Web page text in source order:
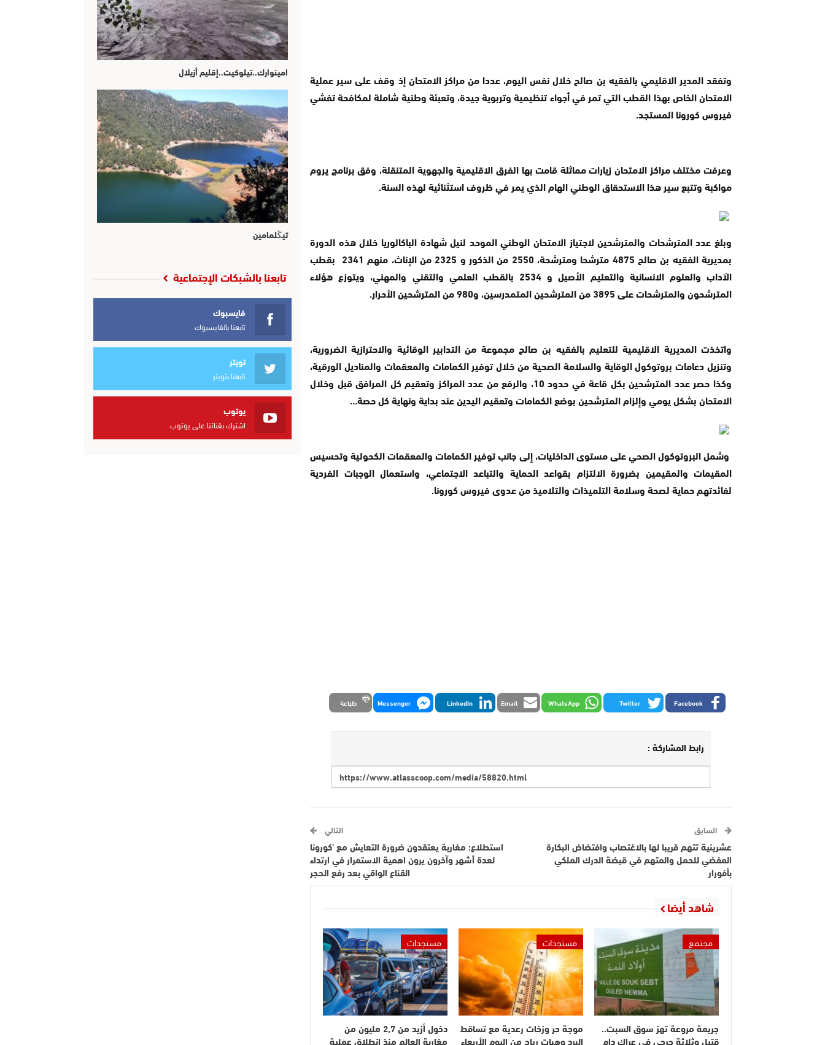
وتفقد المدير الاقليمي بالفقيه بن صالح خلال نفس اليوم، عددا من مراكز الامتحان إذ وقف على سير عملية
الامتحان الخاص بهذا القطب التي تمر في أجواء تنظيمية وتربوية جيدة، وتعبئة وطنية شاملة لمكافحة تفشي
فيروس كورونا المستجد.
وعرفت مختلف مراكز الامتحان زيارات مماثلة قامت بها الفرق الاقليمية والجهوية المتنقلة، وفق برنامج يروم
مواكبة وتتبع سير هذا الاستحقاق الوطني الهام الذي يمر في ظروف استثنائية لهذه السنة.
وبلغ عدد المترشحات والمترشحين لاجتياز الامتحان الوطني الموحد لنيل شهادة الباكالوريا خلال هذه الدورة
بمديرية الفقيه بن صالح 4875 مترشحا ومترشحة، 2550 من الذكور و 2325 من الإناث، منهم 2341 بقطب
الآداب والعلوم الانسانية والتعليم الأصيل و 2534 بالقطب العلمي والتقني والمهني، ويتوزع هؤلاء
المترشحون والمترشحات على 3895 من المترشحين المتمدرسين، و980 من المترشحين الأحرار.
واتخذت المديرية الاقليمية للتعليم بالفقيه بن صالح مجموعة من التدابير الوقائية والاحترازية الضرورية،
وتنزيل دعامات بروتوكول الوقاية والسلامة الصحية من خلال توفير الكمامات والمعقمات والمناديل الورقية،
وكذا حصر عدد المترشحين بكل قاعة في حدود 10، والرفع من عدد المراكز وتعقيم كل المرافق قبل وخلال
الامتحان بشكل يومي وإلزام المترشحين بوضع الكمامات وتعقيم اليدين عند بداية ونهاية كل حصة…
وشمل البروتوكول الصحي على مستوى الداخليات، إلى جانب توفير الكمامات والمعقمات الكحولية وتحسيس
المقيمات والمقيمين بضرورة الالتزام بقواعد الحماية والتباعد الاجتماعي، واستعمال الوجبات الفردية
لفائدتهم حماية لصحة وسلامة التلميذات والتلاميذ من عدوى فيروس كورونا.
Facebook
Twitter
WhatsApp
Email
LinkedIn
Messenger طباعة
رابط المشاركة :
السابق
عشرينية تتهم قريبا لها بالاغتصاب وافتضاض البكارة
المفضي للحمل والمتهم في قبضة الدرك الملكي
بأفورار
التالي
استطلاع: مغاربة يعتقدون ضرورة التعايش مع ’كورونا
لعدة أشهر وآخرون يرون اهمية الاستمرار في ارتداء
القناع الواقي بعد رفع الحجر
شاهد أيضا
مجتمع
جريمة مروعة تهز سوق السبت..
قتيل وثلاثة جرحى في عراك دام
مستجدات
موجة حر وزخات رعدية مع تساقط
البرد وهبات رياح من اليوم الأربعاء
مستجدات
دخول أزيد من 2,7 مليون من
مغاربة العالم منذ انطلاق عملية
امينوارك..تيلوكيت..إقليم أزيلال
تيڭلمامين
تابعنا بالشبكات الإجتماعية
فايسبوك
تابعنا بالفايسبوك
تويتر
تابعنا بتويتر
يوتوب
اشترك بقناتنا على يوتوب